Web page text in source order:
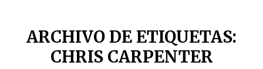
ARCHIVO DE ETIQUETAS:
CHRIS CARPENTER